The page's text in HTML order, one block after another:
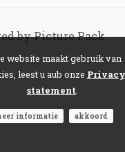
by Picture Pack
website maakt gebruik van
leest u aub onze Privacy
statement
informatie akkoord